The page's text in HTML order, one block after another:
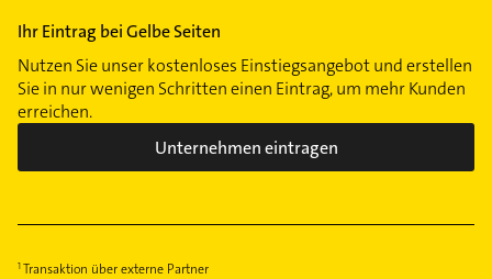
Ihr Eintrag bei Gelbe Seiten
Nutzen Sie unser kostenloses Einstiegsangebot und erstellen
Sie in nur wenigen Schritten einen Eintrag, um mehr Kunden
erreichen.
Unternehmen eintragen
Transaktion über externe Partner